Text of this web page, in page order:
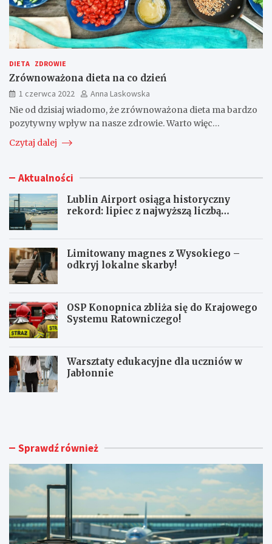
DIETA ZDROWIE
Zrównoważona dieta na co dzień
1 czerwca 2022
Anna Laskowska
Nie od dzisiaj wiadomo, że zrównoważona dieta ma bardzo
pozytywny wpływ na nasze zdrowie. Warto więc…
Czytaj dalej
Aktualności
Lublin Airport osiąga historyczny
rekord: lipiec z najwyższą liczbą
Limitowany magnes z Wysokiego –
odkryj lokalne skarby!
OSP Konopnica zbliża się do Krajowego
Systemu Ratowniczego!
Warsztaty edukacyjne dla uczniów w
Jabłonnie
L
n
i
p
r
t
o
L
o
a
y
a
g
n
Sprawdź również